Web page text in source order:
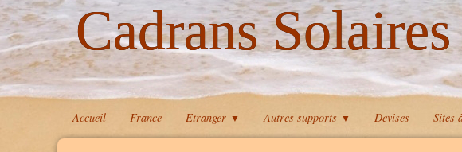
Cadrans Solaires
Accueil France Etranger ▼ Autres supports ▼ Devises Sites